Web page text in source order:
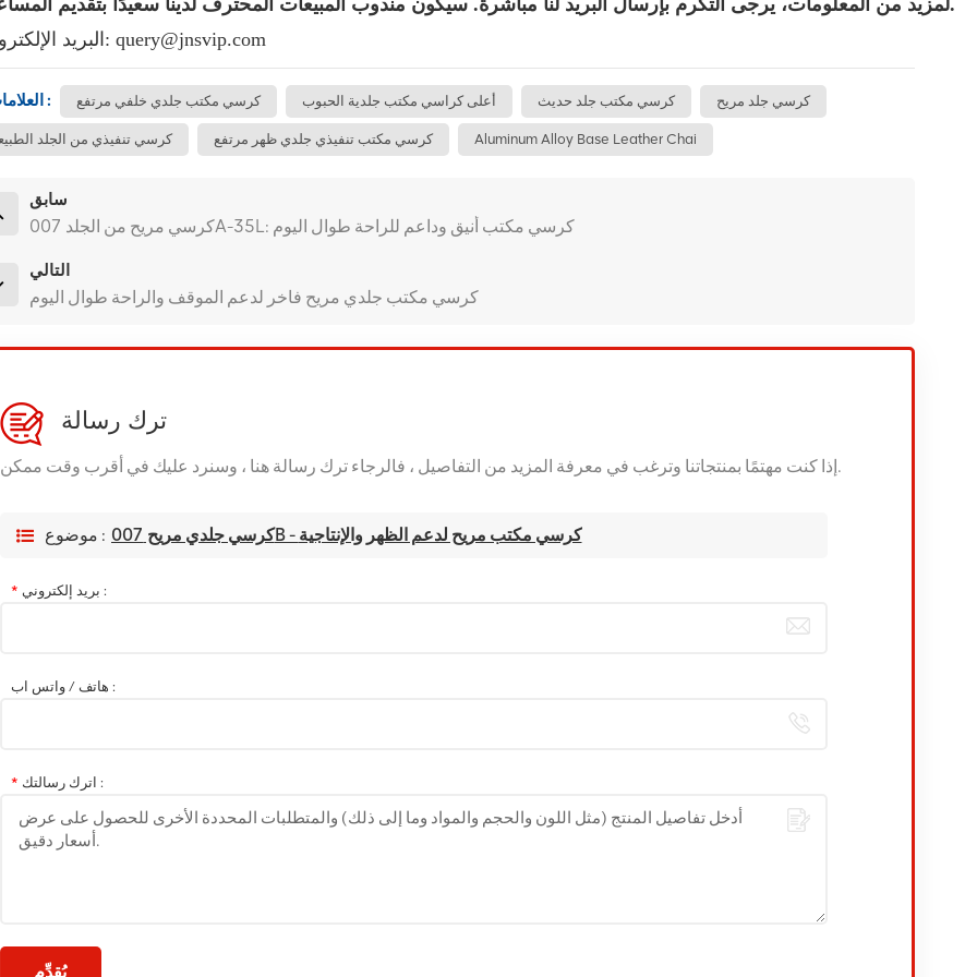
لمزيد من المعلومات، يرجى التكرم بإرسال البريد لنا مباشرة. سيكون مندوب المبيعات المحترف لدينا سعيدًا بتقديم المساعدة.
البريد الإلكتروني: query@jnsvip.com
العلامات : كرسي مكتب جلدي خلفي مرتفع أعلى كراسي مكتب جلدية الحبوب كرسي مكتب جلد حديث كرسي جلد مريح
كرسي تنفيذي من الجلد كرسي مكتب تنفيذي جلدي ظهر مرتفع Aluminum Alloy Base Leather Chai
سابق
كرسي مريح من الجلد 007A-35L: كرسي مكتب أنيق وداعم للراحة طوال اليوم
التالي
كرسي مكتب جلدي مريح فاخر لدعم الموقف والراحة طوال اليوم
ترك رسالة
إذا كنت مهتمًا بمنتجاتنا وترغب في معرفة المزيد من التفاصيل ، فالرجاء ترك رسالة هنا ، وسنرد عليك في أقرب وقت ممكن.
موضوع : كرسي جلدي مريح 007B - كرسي مكتب مريح لدعم الظهر والإنتاجية
* بريد إلكتروني :
هاتف / واتس اب :
* اترك رسالتك :
يُقدِّم